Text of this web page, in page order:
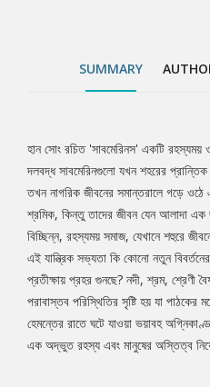
SUMMARY
Tab
Article
হান সোং রচিত 'সাবমেরিনস' একটি রহস্যময়
দলবদ্ধ সাবমেরিনগুলো যখন শহরের
তখন নাগরিক জীবনের সমান্তরালে গড়ে
শ্রমিক, কিন্তু তাদের জীবন যেন আলাদা
বিচ্ছিন্ন, রহস্যময় সমাজ, যেখানে শহুরে
এই যান্ত্রিক সভ্যতা কি কোনো নতুন
প্রতীক্ষায় প্রহর গুনছে? নদী, শ্রম, শ্রেণী
পরাবাস্তব পরিস্থিতির সৃষ্টি হয় যা পাঠকের
হেমন্তের রাতে ঘটে যাওয়া ভয়াবহ
এক অদ্ভুত রহস্য এবং মানুষের অস্তিত্ব